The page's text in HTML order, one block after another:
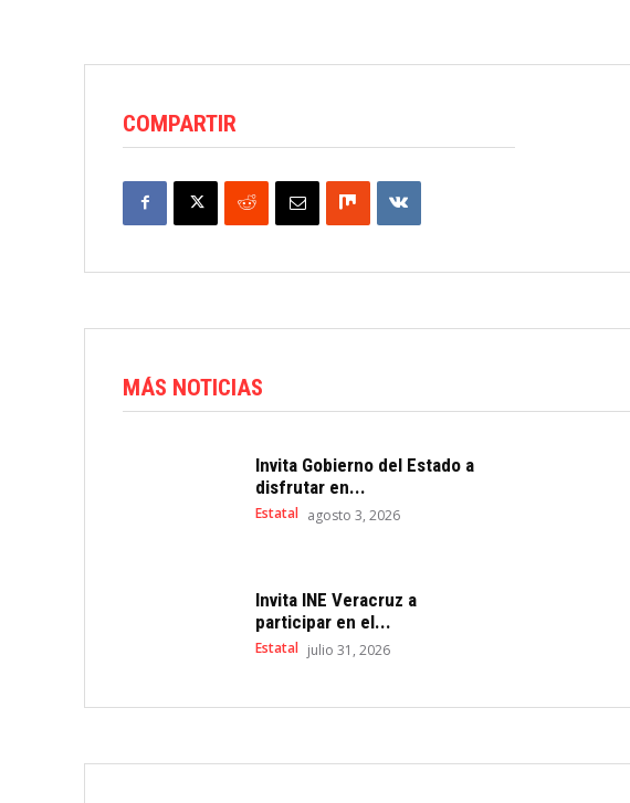
COMPARTIR
MÁS NOTICIAS
Invita Gobierno del Estado a
disfrutar en...
Estatal agosto 3, 2026
Invita INE Veracruz a
participar en el...
Estatal julio 31, 2026